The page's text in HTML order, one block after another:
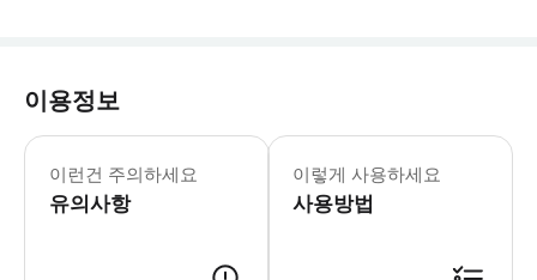
이용정보
이런건 주의하세요
유의사항
📍 이용 가능 지역 - 본 서비스는 웨이
이렇게 사용하세요
사용방법